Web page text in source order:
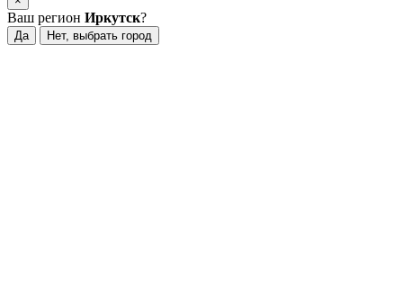
Ваш регион Иркутск?
Да Нет, выбрать город